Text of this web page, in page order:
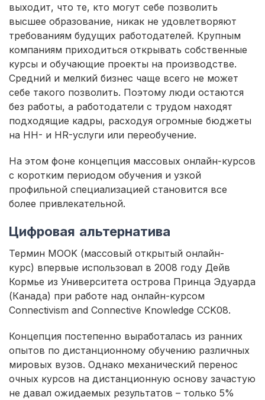
выходит, что те, кто могут себе позволить
высшее образование, никак не удовлетворяют
требованиям будущих работодателей. Крупным
компаниям приходиться открывать собственные
курсы и обучающие проекты на производстве.
Средний и мелкий бизнес чаще всего не может
себе такого позволить. Поэтому люди остаются
без работы, а работодатели с трудом находят
подходящие кадры, расходуя огромные бюджеты
на HH- и HR-услуги или переобучение.
На этом фоне концепция массовых онлайн-курсов
с коротким периодом обучения и узкой
профильной специализацией становится все
более привлекательной.
Цифровая альтернатива
Термин MOOK (массовый открытый онлайн-
курс) впервые использовал в 2008 году Дейв
Кормье из Университета острова Принца Эдуарда
(Канада) при работе над онлайн-курсом
Connectivism and Connective Knowledge CCK08.
Концепция постепенно выработалась из ранних
опытов по дистанционному обучению различных
мировых вузов. Однако механический перенос
очных курсов на дистанционную основу зачастую
не давал ожидаемых результатов – только 5%